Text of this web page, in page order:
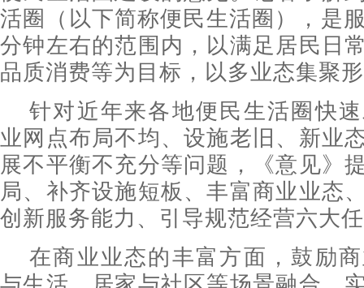
活圈（以下简称便民生活圈），是
分钟左右的范围内，以满足居民日
品质消费等为目标，以多业态集聚
针对近年来各地便民生活圈快
业网点布局不均、设施老旧、新业
展不平衡不充分等问题，《意见》
局、补齐设施短板、丰富商业业态
创新服务能力、引导规范经营六大
在商业业态的丰富方面，鼓励